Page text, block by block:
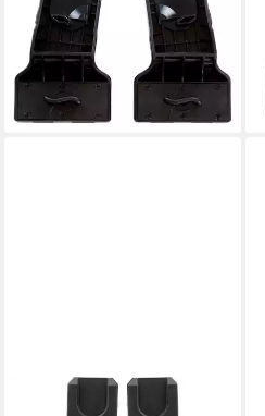
Maxi-Cosi / Cybex / Joie -
Babyschalen Adapt
31,90 €
lieferbar - in 3-4 Werktagen bei dir